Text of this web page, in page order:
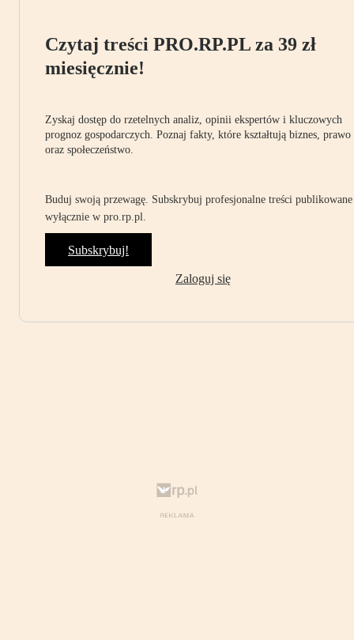
Czytaj treści PRO.RP.PL za 39 zł
miesięcznie!
Zyskaj dostęp do rzetelnych analiz, opinii ekspertów i kluczowych
prognoz gospodarczych. Poznaj fakty, które kształtują biznes, prawo
oraz społeczeństwo.
Buduj swoją przewagę. Subskrybuj profesjonalne treści publikowane
wyłącznie w pro.rp.pl.
Subskrybuj!
Zaloguj się